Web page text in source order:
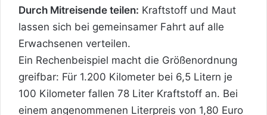
Durch Mitreisende teilen: Kraftstoff und Maut
lassen sich bei gemeinsamer Fahrt auf alle
Erwachsenen verteilen.
Ein Rechenbeispiel macht die Größenordnung
greifbar: Für 1.200 Kilometer bei 6,5 Litern je
100 Kilometer fallen 78 Liter Kraftstoff an. Bei
einem angenommenen Literpreis von 1,80 Euro